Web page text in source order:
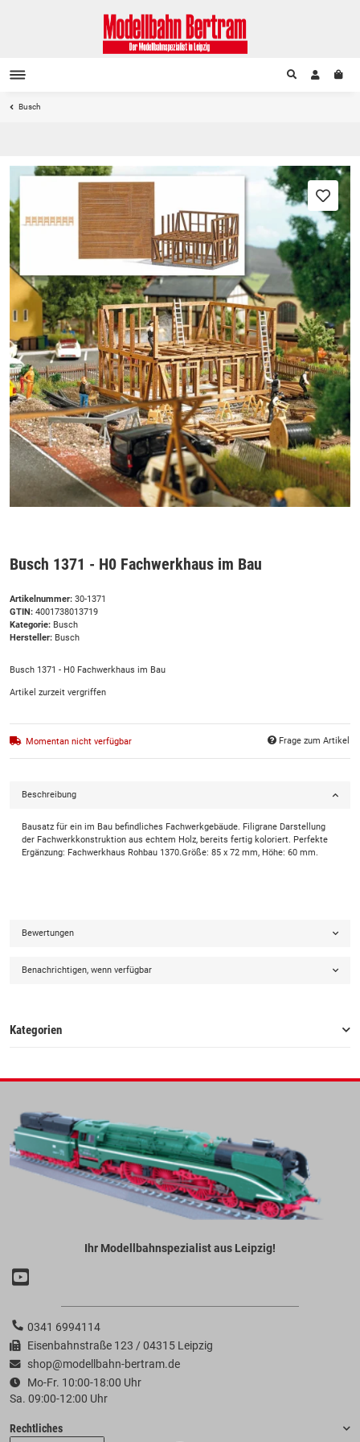
Busch
Busch 1371 - H0 Fachwerkhaus im Bau
Artikelnummer: 30-1371
GTIN: 4001738013719
Kategorie: Busch
Hersteller: Busch
Busch 1371 - H0 Fachwerkhaus im Bau
Artikel zurzeit vergriffen
Momentan nicht verfügbar Frage zum Artikel
Beschreibung
Bausatz für ein im Bau befindliches Fachwerkgebäude. Filigrane Darstellung
der Fachwerkkonstruktion aus echtem Holz, bereits fertig koloriert. Perfekte
Ergänzung: Fachwerkhaus Rohbau 1370.Größe: 85 x 72 mm, Höhe: 60 mm.
Bewertungen
Benachrichtigen, wenn verfügbar
Kategorien
Ihr Modellbahnspezialist aus Leipzig!
0341 6994114
Eisenbahnstraße 123 / 04315 Leipzig
shop@modellbahn-bertram.de
Mo-Fr. 10:00-18:00 Uhr
Sa. 09:00-12:00 Uhr
Rechtliches